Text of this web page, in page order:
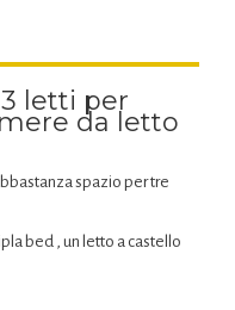
letti per
da letto
spazio per tre
bed , un letto a castello